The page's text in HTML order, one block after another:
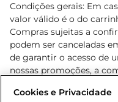
Condições gerais: Em
valor válido é o do
Compras sujeitas a
podem ser canceladas
de garantir o acesso de
nossas promoções, a
cliente. Os preços,
Cookies e Privacidade